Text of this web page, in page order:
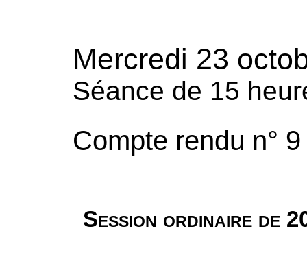
Mercredi 23
Séance de 15
Compte rendu n° 9
Session ordinaire de